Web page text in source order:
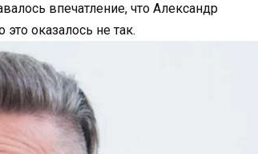
впечатление, что Александр
это оказалось не так.